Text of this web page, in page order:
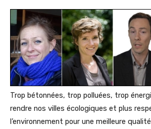
Trop bétonnées, trop polluées, trop
rendre nos villes écologiques et plus
l’environnement pour une meilleure